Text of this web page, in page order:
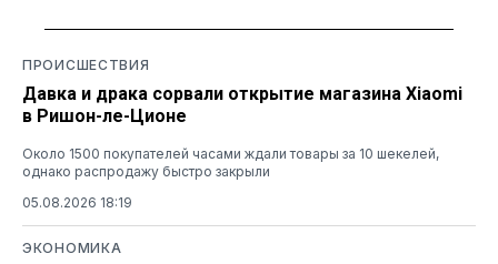
ПРОИСШЕСТВИЯ
Давка и драка сорвали открытие магазина Xiaomi
в Ришон-ле-Ционе
Около 1500 покупателей часами ждали товары за 10 шекелей,
однако распродажу быстро закрыли
05.08.2026 18:19
ЭКОНОМИКА